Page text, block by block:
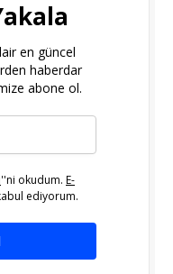
en güncel
haberdar
abone ol.
''ni okudum. E-
ediyorum.